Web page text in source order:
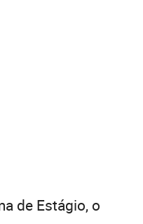
de Estágio, o